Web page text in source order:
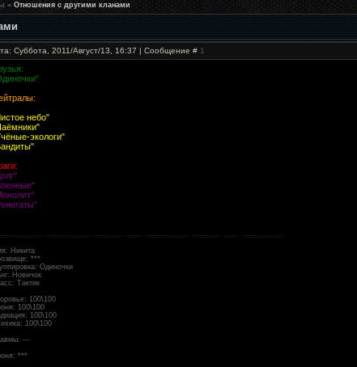
» Отношения с другими кланами
Суббота, 2011/Август/13, 16:37 | Сообщение # 1
небо"
экологи"
Никита
***
Одиночки
Новичок
Тактик
100\100
100\100
100\100
100\100
---
***